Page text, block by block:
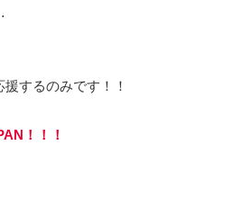
するのみです！！
！！！